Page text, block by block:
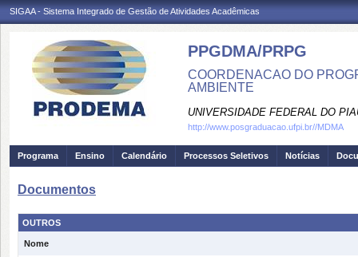
SIGAA - Sistema Integrado de Gestão de Atividades Acadêmicas
PPGDMA/PRPG
COORDENACAO DO
AMBIENTE
UNIVERSIDADE FEDERAL DO
http://www.posgraduacao.ufpi.br//MDMA
Programa Ensino Calendário Processos Seletivos Notícias
Documentos
OUTROS
Nome